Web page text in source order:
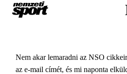
Nem akar lemaradni az NSO
az e-mail címét, és mi naponta